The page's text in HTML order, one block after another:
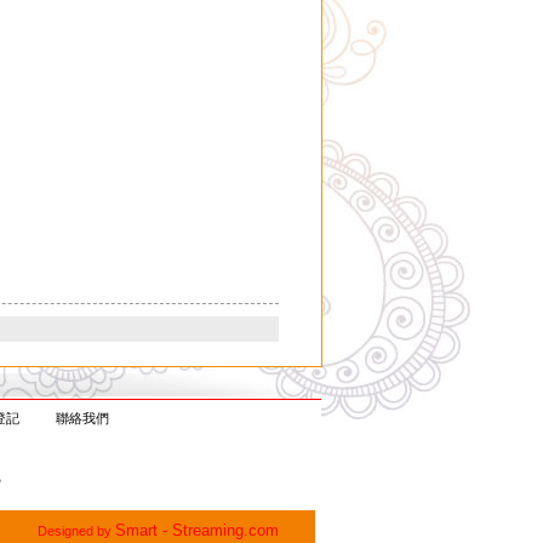
記 聯絡我們
Designed by Smart - Streaming.com